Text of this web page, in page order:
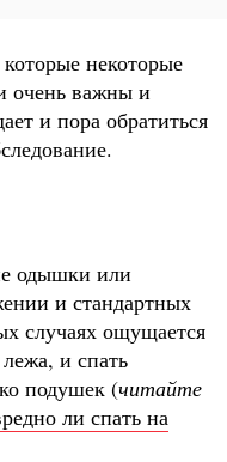
некоторые
очень важны и
и пора обратиться
одышки или
и стандартных
случаях ощущается
и спать
подушек (читайте
ли спать на